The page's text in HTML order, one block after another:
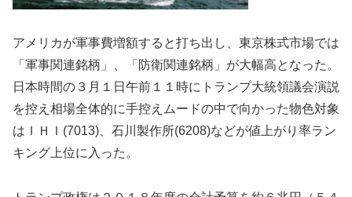
アメリカが軍事費増額すると打ち出し、東京株式市場では
「軍事関連銘柄」、「防衛関連銘柄」が大幅高となった。
日本時間の３月１日午前１１時にトランプ大統領議会演説
を控え相場全体的に手控えムードの中で向かった物色対象
はＩＨＩ(7013)、石川製作所(6208)などが値上がり率ラン
キング上位に入った。